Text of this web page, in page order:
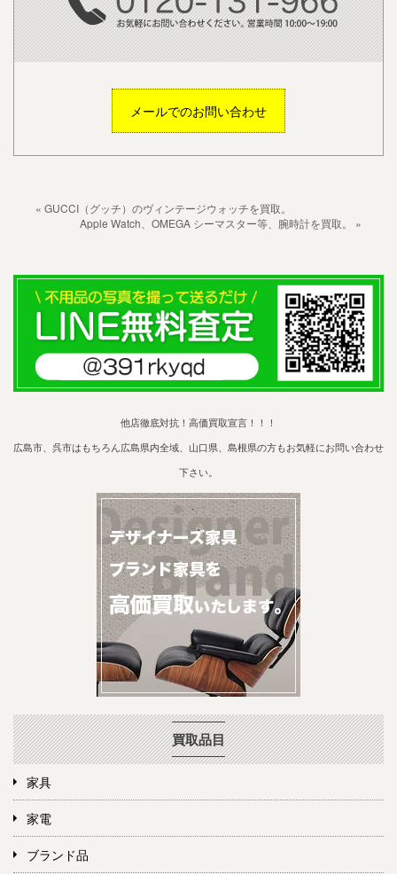
メールでのお問い合わせ
« GUCCI（グッチ）のヴィンテージウォッチを買取。
Apple Watch、OMEGA シーマスター等、腕時計を買取。 »
他店徹底対抗！高価買取宣言！！！
広島市、呉市はもちろん広島県内全域、山口県、島根県の方もお気軽にお問い合わせ
下さい。
買取品目
家具
家電
ブランド品